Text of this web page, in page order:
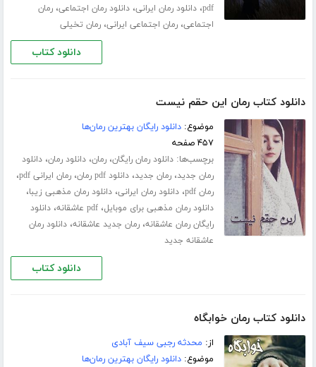
pdf،دانلود رمان ایرانی،دانلود رمان اجتماعی،رمان
اجتماعی،رمان اجتماعی ایرانی،رمان تخیلی
دانلود کتاب
دانلود کتاب رمان این حقم نیست
موضوع:دانلود رایگان بهترین رمان‌ها
۴۵۷ صفحه
برچسب‌ها:دانلود رمان رایگان،رمان،دانلود رمان،دانلود
رمان جدید،رمان جدید،دانلود pdf رمان ،رمان ایرانی pdf ،
رمان pdf ،دانلود رمان ایرانی،دانلود رمان مذهبی زیبا،
دانلود رمان مذهبی برای موبایل،pdf عاشقانه ،دانلود
رایگان رمان عاشقانه،رمان جدید عاشقانه،دانلود رمان
عاشقانه جدید
دانلود کتاب
دانلود کتاب رمان خوابگاه
از: محدثه رجبی سیف آبادی
موضوع:دانلود رایگان بهترین رمان‌ها